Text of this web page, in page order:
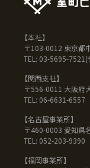
【本社】
〒103-0012 東京都
TEL: 03-5695-7521(
【関西支社】
〒556-0011 大阪府
TEL: 06-6631-6557
【名古屋事業所】
〒460-0003 愛知県
TEL: 052-203-9390
【福岡事業所】